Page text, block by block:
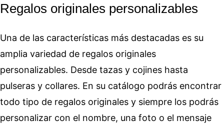
Regalos originales personalizables
Una de las características más destacadas es su
amplia variedad de regalos originales
personalizables. Desde tazas y cojines hasta
pulseras y collares. En su catálogo podrás encontrar
todo tipo de regalos originales y siempre los podrás
personalizar con el nombre, una foto o el mensaje